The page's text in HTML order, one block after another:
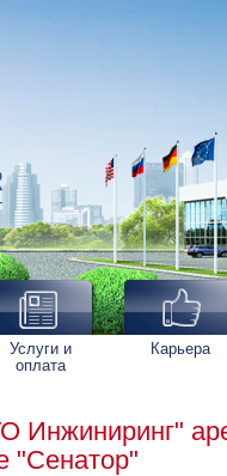
Услуги и
оплата
Карьера
Инжиниринг"
"Сенатор"